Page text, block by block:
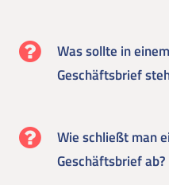
Was sollte in
Geschäftsbrief
Wie schließt man
Geschäftsbrief ab?